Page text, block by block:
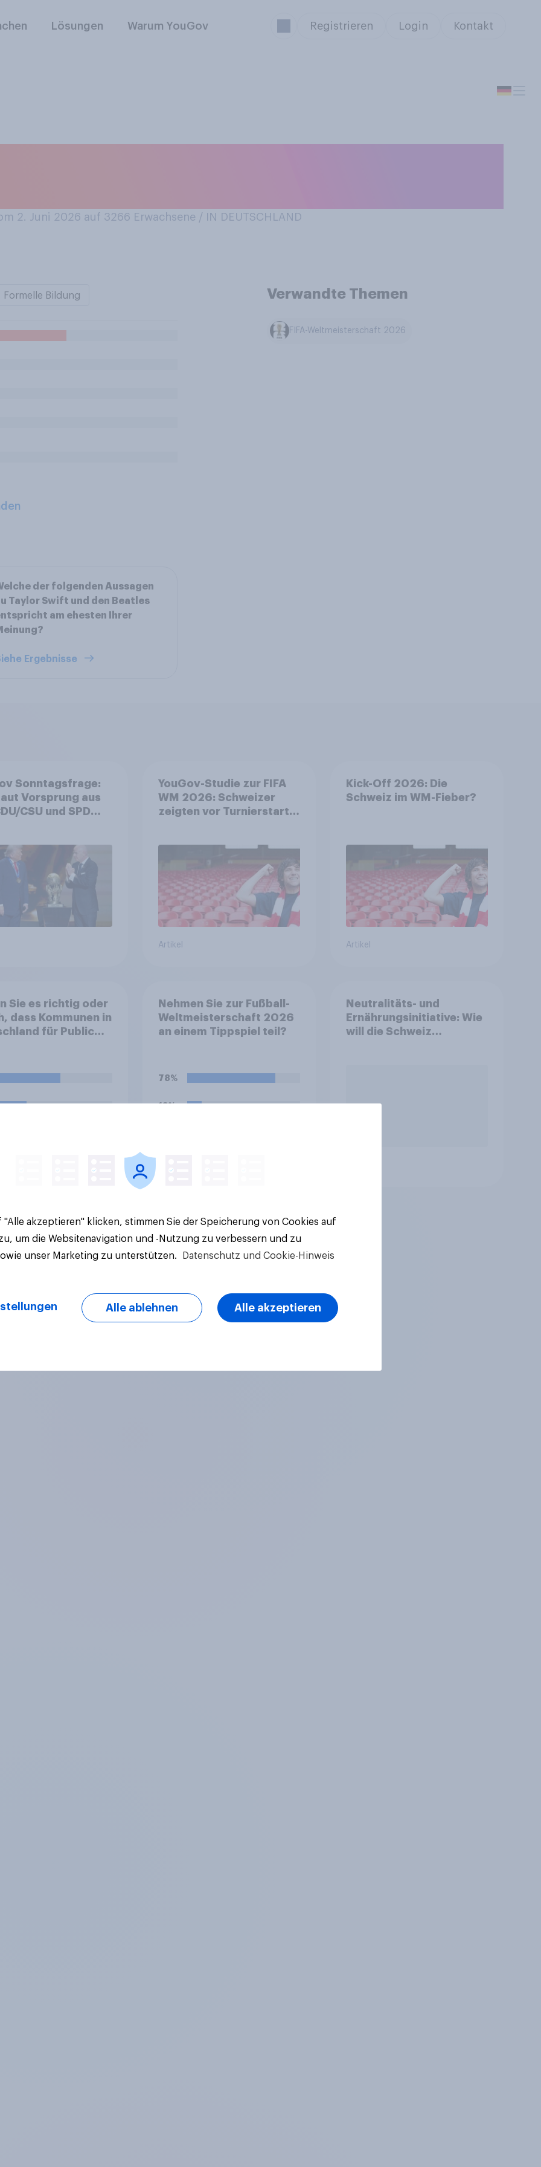
Lösungen Warum YouGov Registrieren Login Kontakt
2. Juni 2026 auf 3266 Erwachsene / IN DEUTSCHLAND
Formelle Bildung Verwandte Themen
FIFA-Weltmeisterschaft 2026
der folgenden Aussagen
Taylor Swift und den Beatles
am ehesten Ihrer
Ergebnisse
Sonntagsfrage:
Vorsprung aus
sich Fußball-
Politik
YouGov-Studie zur FIFA
WM 2026: Schweizer
zeigten vor Turnierstart
Artikel
Kick-Off 2026: Die
Schweiz im WM-Fieber?​
Artikel
Sie es richtig oder
dass Kommunen in
für Public
öffentliche
Nehmen Sie zur Fußball-
Weltmeisterschaft 2026
an einem Tippspiel teil?
78%
13%
Neutralitäts- und
Ernährungsinitiative: Wie
will die Schweiz
"Alle akzeptieren" klicken, stimmen Sie der Speicherung von Cookies auf
zu, um die Websitenavigation und -Nutzung zu verbessern und zu
unser Marketing zu unterstützen.
Datenschutz und Cookie-Hinweis
Alle ablehnen Alle akzeptieren